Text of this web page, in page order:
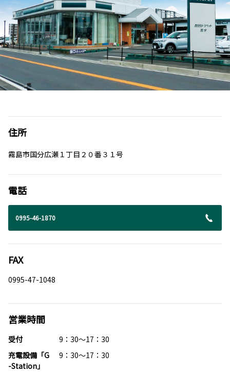
住所
霧島市国分広瀬１丁目２０番３１号
電話
0995-46-1870
FAX
0995-47-1048
営業時間
受付
9：30～17：30
充電設備「G
-Station」
9：30～17：30